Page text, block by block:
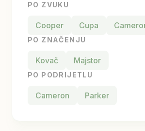
PO ZVUKU
Cooper Cupa
PO ZNAČENJU
Kovač Majstor
PO PODRIJETLU
Cameron Parker